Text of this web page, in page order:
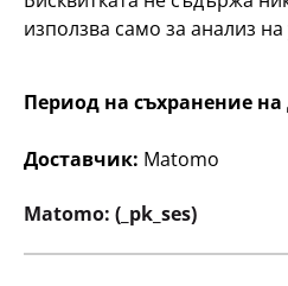
Компания
използва само за анализ на
Период на съхранение
Доставчик: Matomo
Matomo: (_pk_ses)